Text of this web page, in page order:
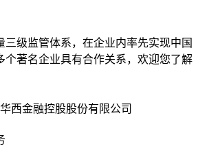
三级监管体系，在企业内率先实现中国
个著名企业具有合作关系，欢迎您了解
西金融控股股份有限公司